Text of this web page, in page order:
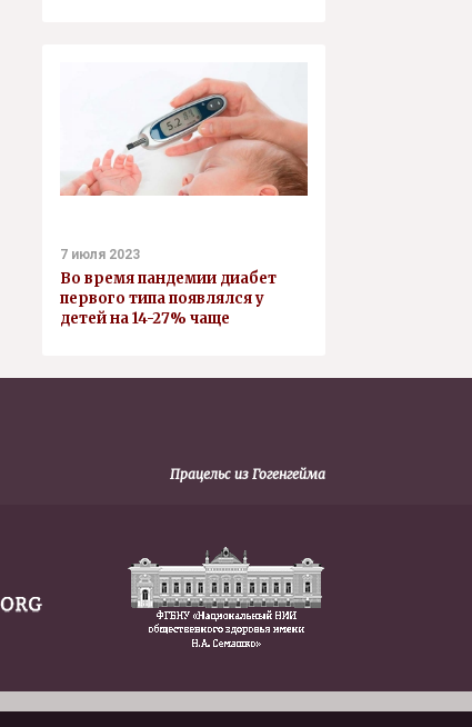
7 июля 2023
Во время пандемии диабет
первого типа появлялся у
детей на 14-27% чаще
Працельс из Гогенгейма